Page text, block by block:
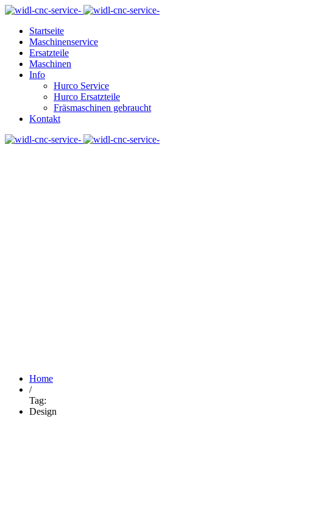
Startseite
Maschinenservice
Ersatzteile
Maschinen
Info
Hurco Service
Hurco Ersatzteile
Fräsmaschinen gebraucht
Kontakt
Home
/
Tag:
Design